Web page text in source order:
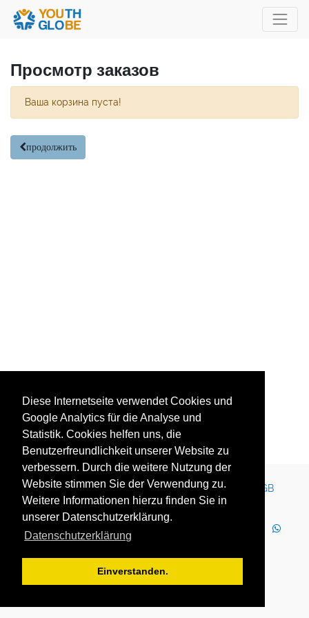
Diese Internetseite verwendet Cookies und
Google Analytics für die Analyse und
Statistik. Cookies helfen uns, die
Benutzerfreundlichkeit unserer Website zu
verbessern. Durch die weitere Nutzung der
Website stimmen Sie der Verwendung zu.
Weitere Informationen hierzu finden Sie in
unserer Datenschutzerklärung.
Datenschutzerklärung
Einverstanden.
Просмотр заказов
Ваша корзина пуста!
продолжить
Kontakt Impressum Newsletter Karriere
AGB
Datenschutz
Nutzungsbedingungen
WhatsApp
2025 Copyright © YOUTH GLOBE Europa GmbH